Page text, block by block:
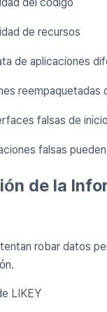
de recursos
de aplicaciones
reempaquetadas
falsas de
falsas
de la
robar datos
LIKEY